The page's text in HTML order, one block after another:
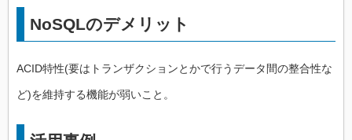
NoSQLのデメリット
ACID特性(要はトランザクションとかで行うデータ間の整合性な
ど)を維持する機能が弱いこと。